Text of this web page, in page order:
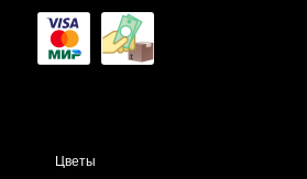
Цветы